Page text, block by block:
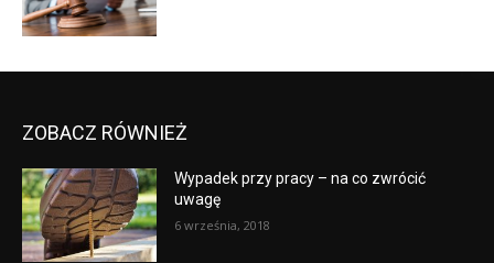
ZOBACZ RÓWNIEŻ
Wypadek przy pracy – na co zwrócić
uwagę
6 września, 2018